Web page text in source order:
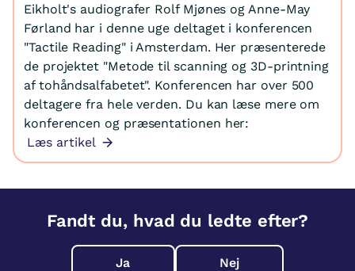
Eikholt's audiografer Rolf Mjønes og Anne-May
Førland har i denne uge deltaget i konferencen
"Tactile Reading" i Amsterdam. Her præsenterede
de projektet "Metode til scanning og 3D-printning
af tohåndsalfabetet". Konferencen har over 500
deltagere fra hele verden. Du kan læse mere om
konferencen og præsentationen her:
Læs artikel
Fandt du, hvad du ledte efter?
Ja Nej